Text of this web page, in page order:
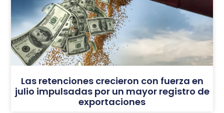
Las retenciones crecieron con fuerza en
julio impulsadas por un mayor registro de
exportaciones